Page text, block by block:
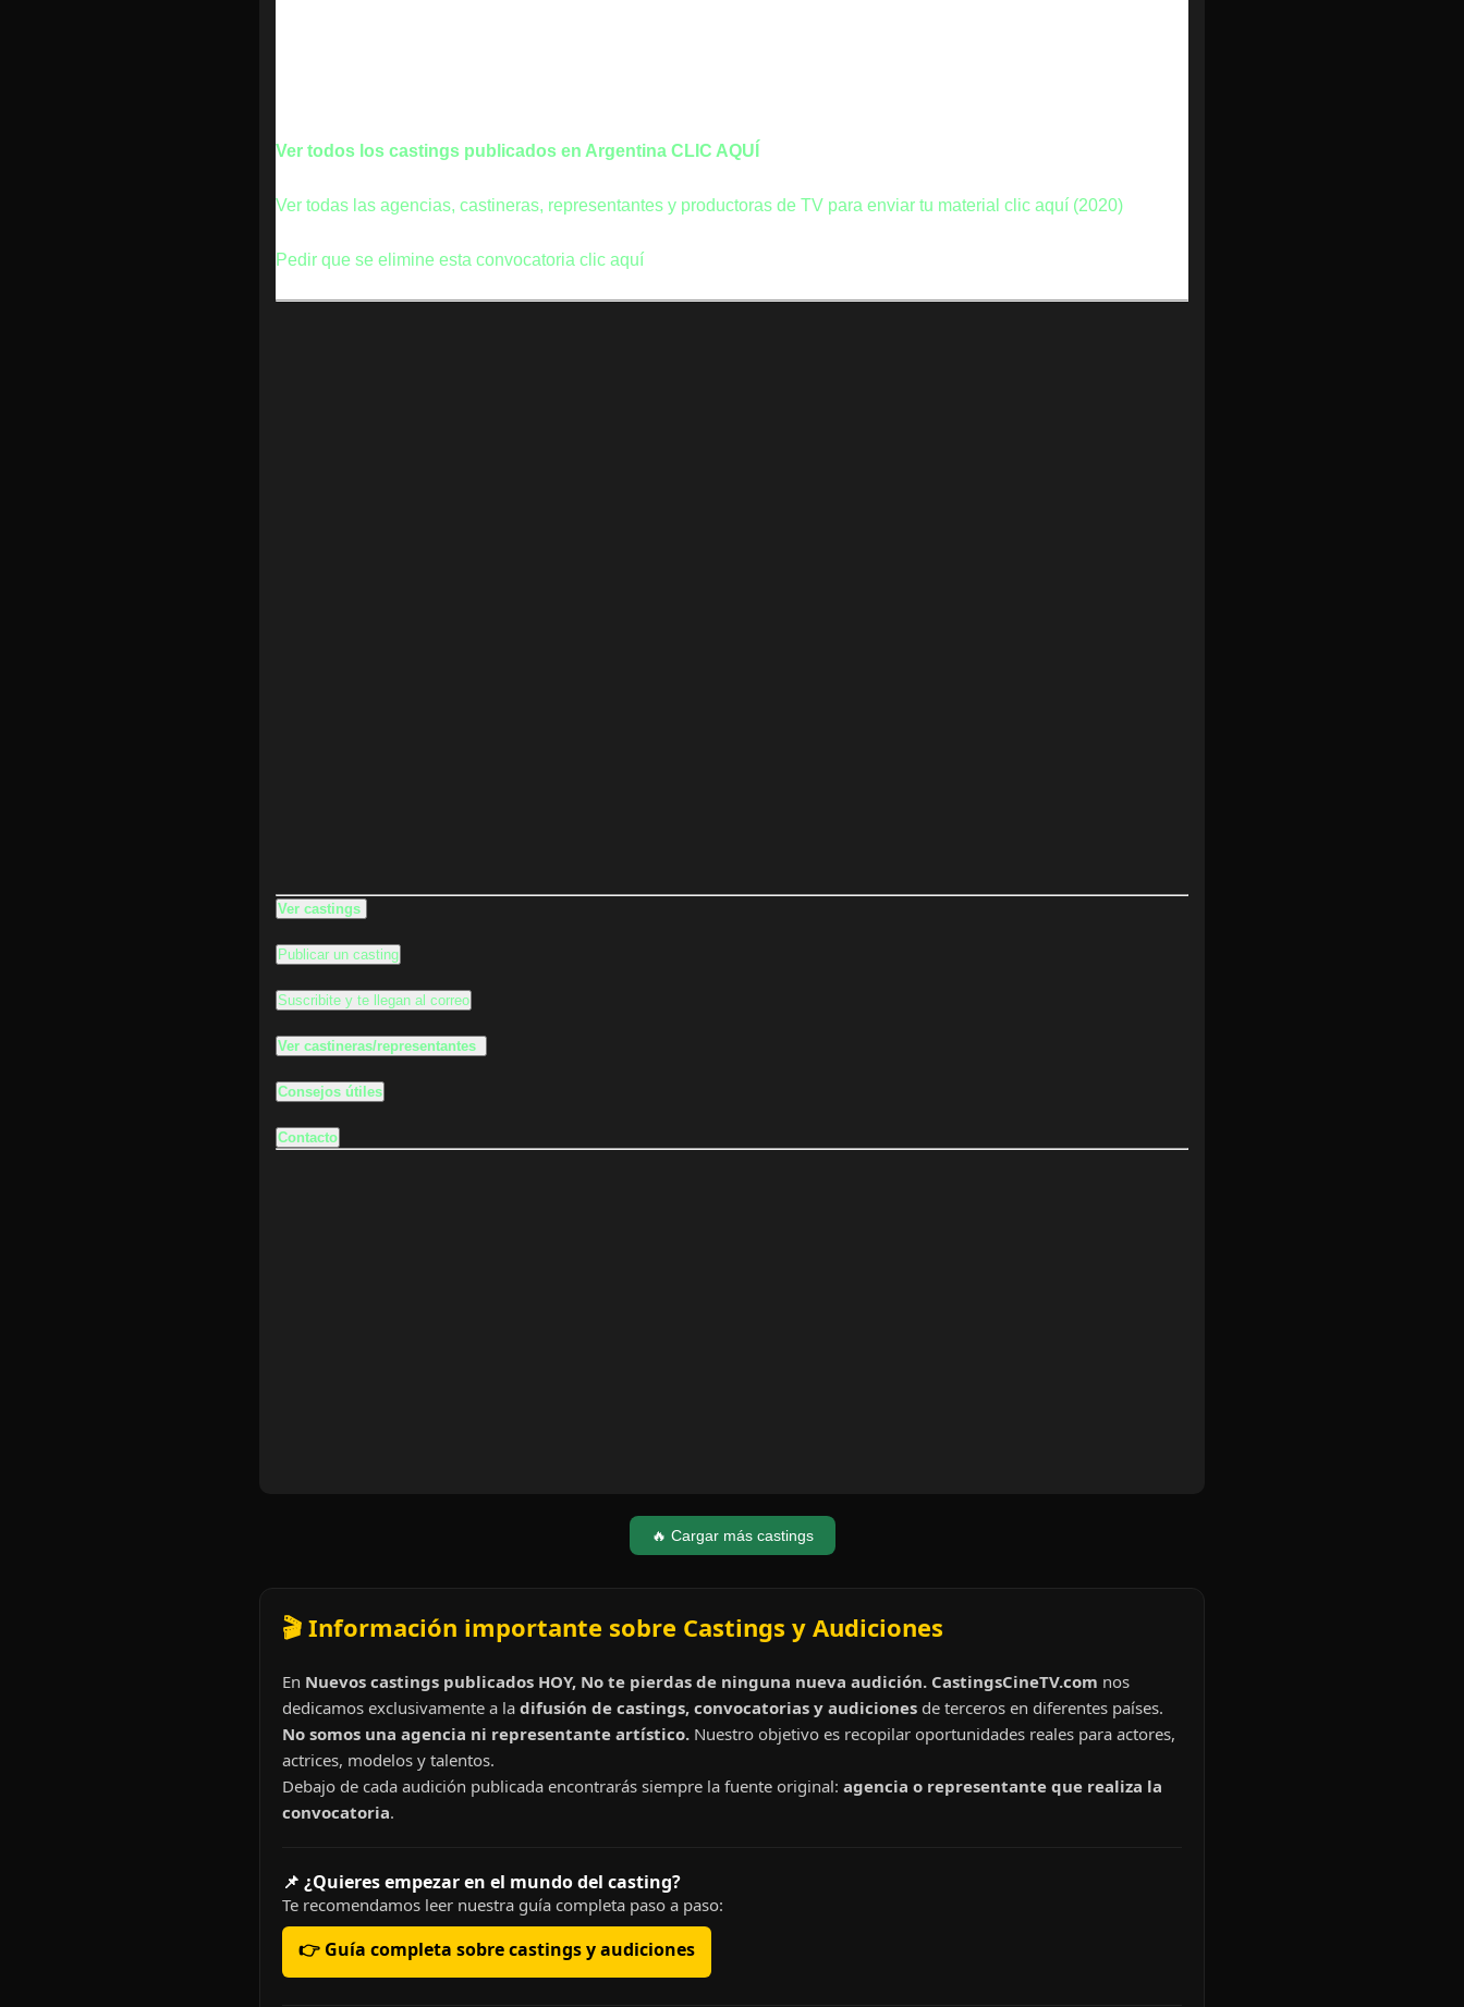
Ver todos los castings publicados en Argentina CLIC AQUÍ
Ver todas las agencias, castineras, representantes y productoras de TV para enviar tu material clic aquí (2020)
Pedir que se elimine esta convocatoria clic aquí
Ver castings
Publicar un casting
Suscribite y te llegan al correo
Ver castineras/representantes
Consejos útiles
Contacto
🔥 Cargar más castings
🎬 Información importante sobre Castings y Audiciones
En Nuevos castings publicados HOY, No te pierdas de ninguna nueva audición. CastingsCineTV.com nos
dedicamos exclusivamente a la difusión de castings, convocatorias y audiciones de terceros en diferentes países.
No somos una agencia ni representante artístico. Nuestro objetivo es recopilar oportunidades reales para actores,
actrices, modelos y talentos.
Debajo de cada audición publicada encontrarás siempre la fuente original: agencia o representante que realiza la
convocatoria.
📌 ¿Quieres empezar en el mundo del casting?
Te recomendamos leer nuestra guía completa paso a paso:
👉 Guía completa sobre castings y audiciones